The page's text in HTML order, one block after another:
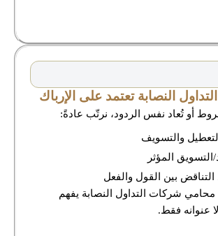
النصابة تعتمد على الإرباك
أو تُعاد نفس الردود، نرتّب عادةً:
والتسويف
المؤثر
بين القول والفعل
محامي شركات التداول النصابة يفهم
عنوانه فقط.